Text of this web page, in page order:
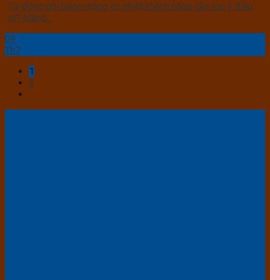
Tự đóng gói bằng màng co nhiệt khách hàng cần lưu ý điều
gì? Màng...
09
Th7
1
2